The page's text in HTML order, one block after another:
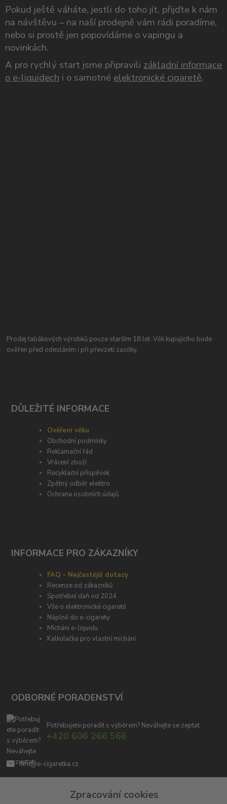
Pokud ještě váháte, jestli do toho jít, přijďte k nám
na návštěvu – na naší prodejně vám rádi poradíme,
nebo si prostě jen popovídáme o vapingu a
novinkách.
A pro rychlý start jsme připravili základní informace
o e-liquidech i o samotné elektronické cigaretě.
Prodej tabákových výrobků pouze starším 18 let. Věk kupujícího bude
ověřen před odesláním i při převzetí zasilky.
DŮLEŽITÉ INFORMACE
Ověření věku
Obchodní podmínky
Reklamační řád
Vrácení zboží
Recyklační příspěvek
Zpětný odběr elektro
Ochrana osobních údajů
INFORMACE PRO ZÁKAZNÍKY
FAQ - Nejčastější dotazy
Recenze od zákazníků
Spotřební daň od 2024
Vše o elektronické cigaretě
Náplně do e-cigarety
Míchání e-liquidu
Kalkulačka pro vlastní míchání
ODBORNÉ PORADENSTVÍ
Potřebujete poradit s výběrem? Neváhejte se zeptat
+420 606 266 566
info@e-cigaretka.cz
Zpracování cookies